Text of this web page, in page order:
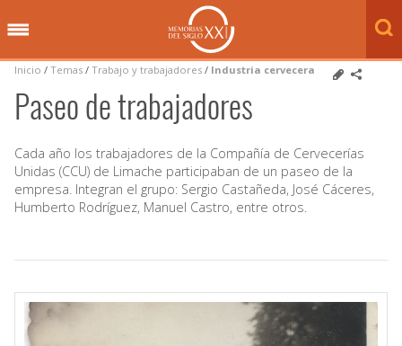
Inicio / Temas / Trabajo y trabajadores / Industria cervecera
Paseo de trabajadores
Cada año los trabajadores de la Compañía de Cervecerías
Unidas (CCU) de Limache participaban de un paseo de la
empresa. Integran el grupo: Sergio Castañeda, José Cáceres,
Humberto Rodríguez, Manuel Castro, entre otros.